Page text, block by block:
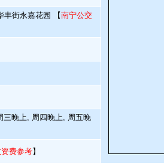
丰街永嘉花园 【南宁公交
三晚上, 周四晚上, 周五晚
费参考】